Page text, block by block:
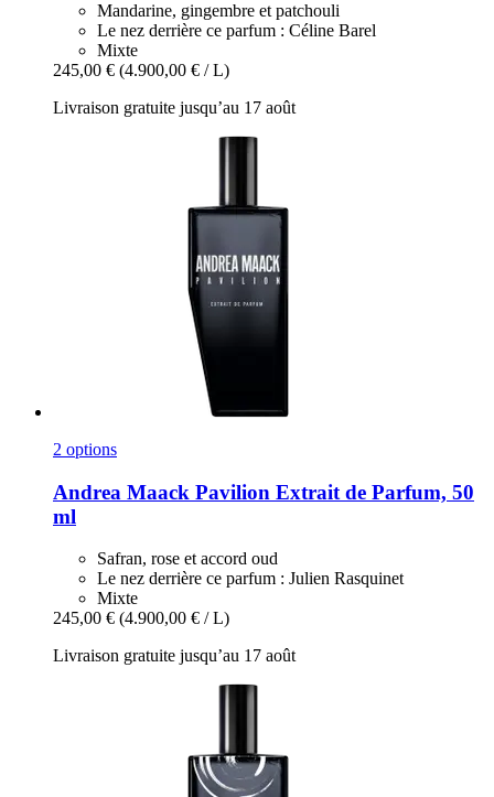
Mandarine, gingembre et patchouli
Le nez derrière ce parfum : Céline Barel
Mixte
245,00 € (4.900,00 € / L)
Livraison gratuite jusqu’au 17 août
2 options
Andrea Maack Pavilion Extrait de Parfum, 50
ml
Safran, rose et accord oud
Le nez derrière ce parfum : Julien Rasquinet
Mixte
245,00 € (4.900,00 € / L)
Livraison gratuite jusqu’au 17 août